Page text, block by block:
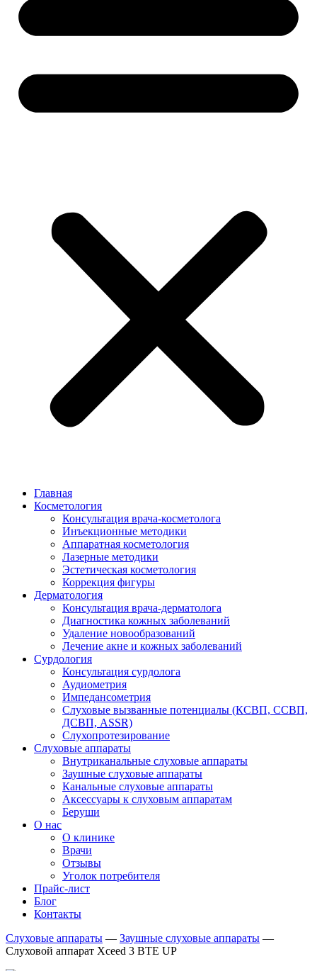
Главная
Косметология
Консультация врача-косметолога
Инъекционные методики
Аппаратная косметология
Лазерные методики
Эстетическая косметология
Коррекция фигуры
Дерматология
Консультация врача-дерматолога
Диагностика кожных заболеваний
Удаление новообразований
Лечение акне и кожных заболеваний
Сурдология
Консультация сурдолога
Аудиометрия
Импедансометрия
Слуховые вызванные потенциалы (КСВП, ССВП,
ДСВП, ASSR)
Слухопротезирование
Слуховые аппараты
Внутриканальные слуховые аппараты
Заушные слуховые аппараты
Канальные слуховые аппараты
Аксессуары к слуховым аппаратам
Беруши
О нас
О клинике
Врачи
Отзывы
Уголок потребителя
Прайс-лист
Блог
Контакты
Слуховые аппараты — Заушные слуховые аппараты —
Слуховой аппарат Xceed 3 BTE UP